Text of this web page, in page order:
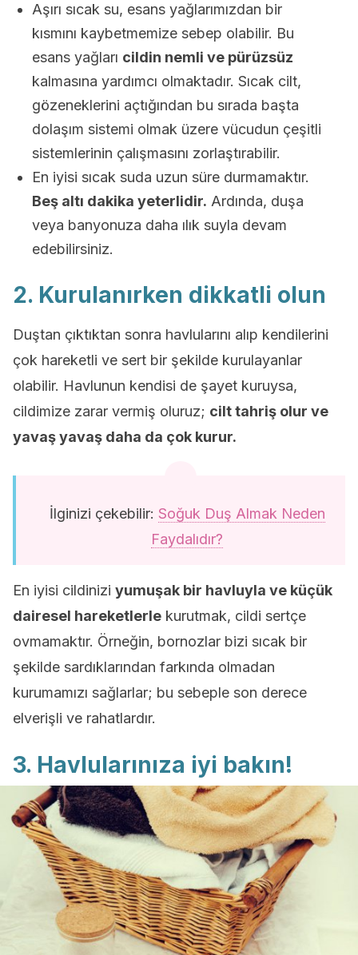
Aşırı sıcak su, esans yağlarımızdan bir
kısmını kaybetmemize sebep olabilir. Bu
esans yağları cildin nemli ve pürüzsüz
kalmasına yardımcı olmaktadır. Sıcak cilt,
gözeneklerini açtığından bu sırada başta
dolaşım sistemi olmak üzere vücudun çeşitli
sistemlerinin çalışmasını zorlaştırabilir.
En iyisi sıcak suda uzun süre durmamaktır.
Beş altı dakika yeterlidir. Ardında, duşa
veya banyonuza daha ılık suyla devam
edebilirsiniz.
2. Kurulanırken dikkatli olun
Duştan çıktıktan sonra havlularını alıp kendilerini
çok hareketli ve sert bir şekilde kurulayanlar
olabilir. Havlunun kendisi de şayet kuruysa,
cildimize zarar vermiş oluruz; cilt tahriş olur ve
yavaş yavaş daha da çok kurur.
İlginizi çekebilir: Soğuk Duş Almak Neden
Faydalıdır?
En iyisi cildinizi yumuşak bir havluyla ve küçük
dairesel hareketlerle kurutmak, cildi sertçe
ovmamaktır. Örneğin, bornozlar bizi sıcak bir
şekilde sardıklarından farkında olmadan
kurumamızı sağlarlar; bu sebeple son derece
elverişli ve rahatlardır.
3. Havlularınıza iyi bakın!